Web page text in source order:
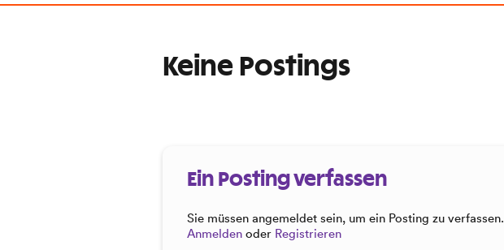
Keine Postings
Ein Posting verfassen
Sie müssen angemeldet sein, um ein Posting zu verfassen.
Anmelden oder Registrieren